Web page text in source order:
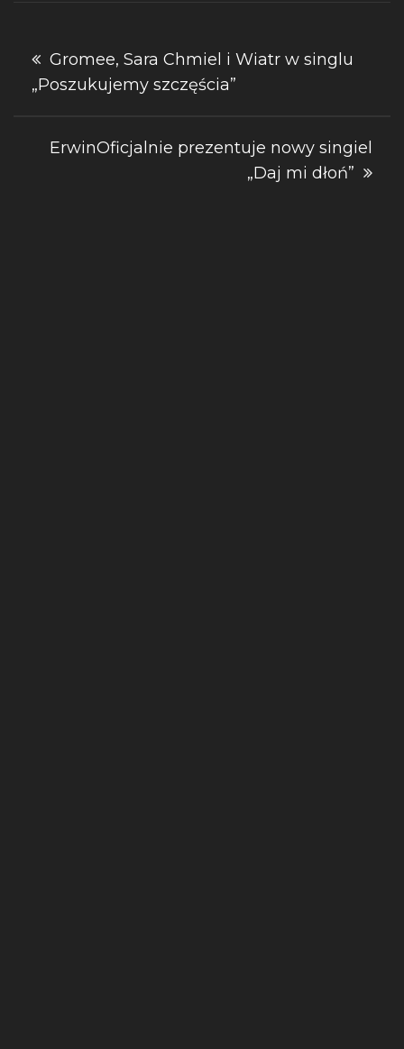
Nawigacja
wpisu
Gromee, Sara Chmiel i Wiatr w singlu
„Poszukujemy szczęścia”
ErwinOficjalnie prezentuje nowy singiel
„Daj mi dłoń”